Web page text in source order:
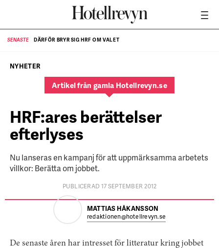
SENASTE DÄRFÖR BRYR SIG HRF OM VALET
NYHETER
Artikel från gamla Hotellrevyn.se
HRF:ares berättelser
efterlyses
Nu lanseras en kampanj för att uppmärksamma arbetets
villkor: Berätta om jobbet.
PUBLICERAD 17 SEPTEMBER 2012
MATTIAS HÅKANSSON
redaktionen@hotellrevyn.se
De senaste åren har intresset för litteratur kring jobbet